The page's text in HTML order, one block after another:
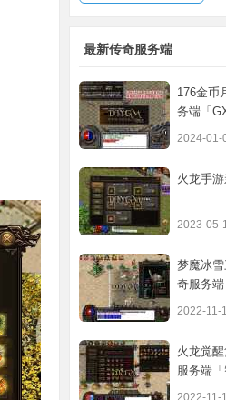
最新传奇服务端
176金币
务端「
2024-01-
火龙手
2023-05-
梦魔冰
奇服务端
2022-11-
火龙觉
服务端「
2022-11-